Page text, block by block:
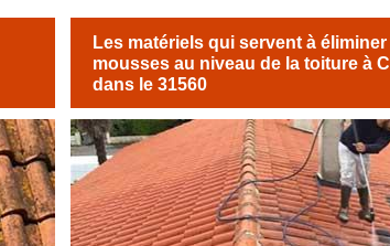
Les matériels qui servent à éliminer
mousses au niveau de la toiture à
dans le 31560